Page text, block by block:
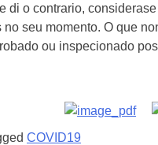
di o contrario,
seu momento. O que
ou inspecionado
COVID19